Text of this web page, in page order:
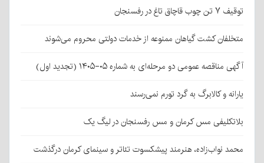
توقیف ۷ تن چوب قاچاق تاغ در رفسنجان
متخلفان کشت گیاهان ممنوعه از خدمات دولتی محروم می‌شوند
آگهی مناقصه عمومی دو مرحله‌ای به شماره ۰۵-۱۴۰۵ (تجدید اول)
یارانه و کالابرگ به گرد تورم نمی‌رسند
بلاتکلیفی مس کرمان و مس رفسنجان در لیگ یک
محمد نواب‌زاده، هنرمند پیشکسوت تئاتر و سینمای کرمان درگذشت